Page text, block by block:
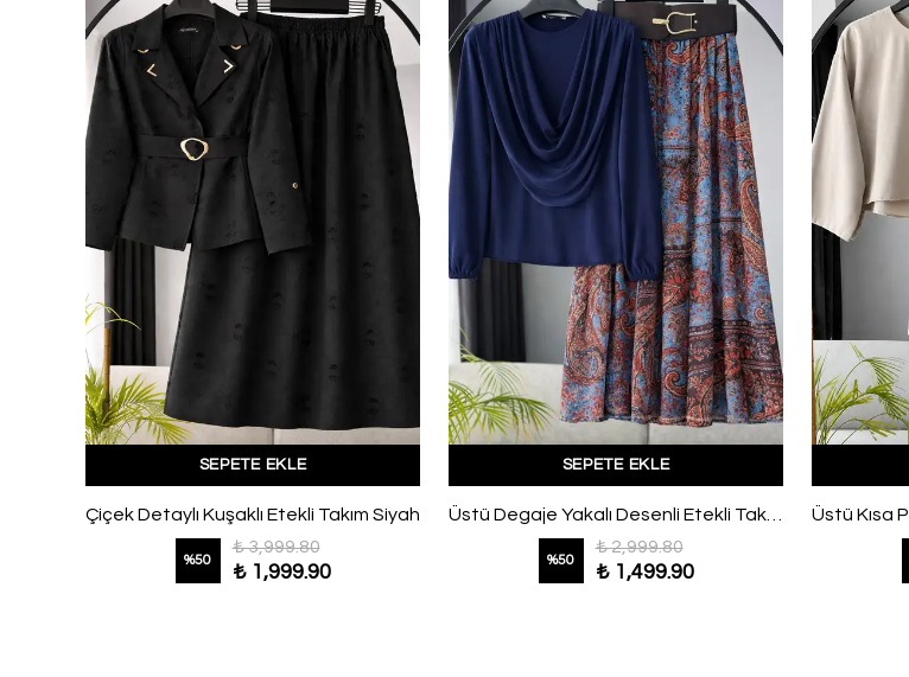
SEPETE EKLE
Çiçek Detaylı Kuşaklı Etekli Takım Siyah
%50
₺ 3,999.80
₺ 1,999.90
SEPETE EKLE
Üstü Degaje Yakalı Desenli Etekli Takım Lacivert
%50
₺ 2,999.80
₺ 1,499.90